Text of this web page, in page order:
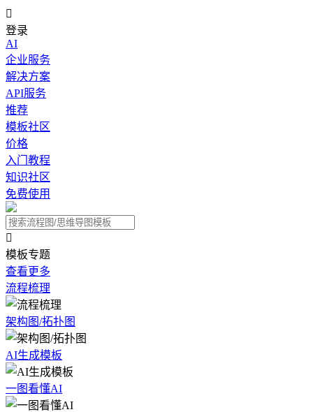

登录
AI
企业服务
解决方案
API服务
推荐
模板社区
价格
入门教程
知识社区
免费使用

模板专题
查看更多
流程梳理
架构图/拓扑图
AI生成模板
一图看懂AI